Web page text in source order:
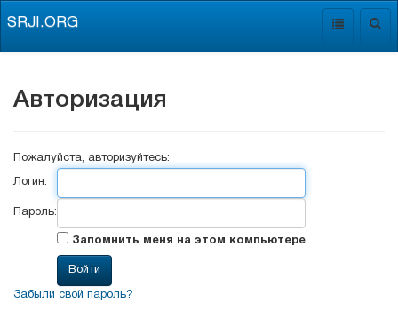
Toggle
SRJI.ORG
Авторизация
Пожалуйста, авторизуйтесь:
Логин:
Пароль:
Запомнить меня на этом компьютере
Забыли свой пароль?